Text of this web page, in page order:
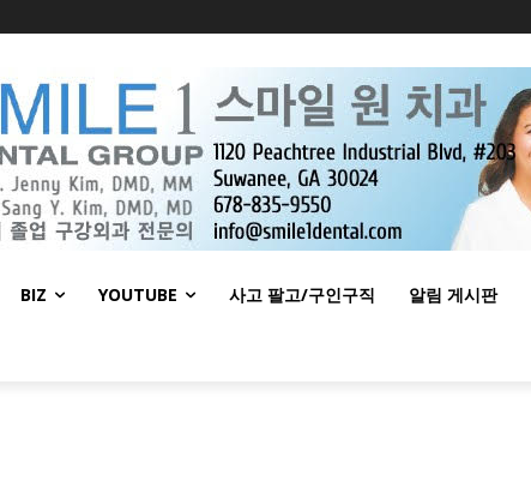
BIZ YOUTUBE 사고 팔고/구인구직 알림 게시판